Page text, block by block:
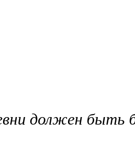
должен быть